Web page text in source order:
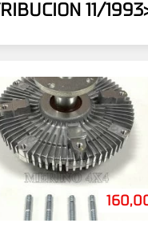
11/